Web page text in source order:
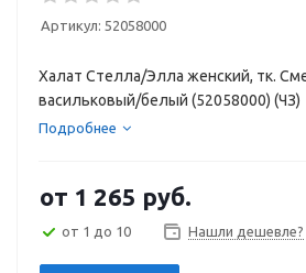
Артикул: 52058000
Халат Стелла/Элла женский, тк.
васильковый/белый (52058000) (ЧЗ)
Подробнее
от 1 265 руб.
от 1 до 10 Нашли дешевле?